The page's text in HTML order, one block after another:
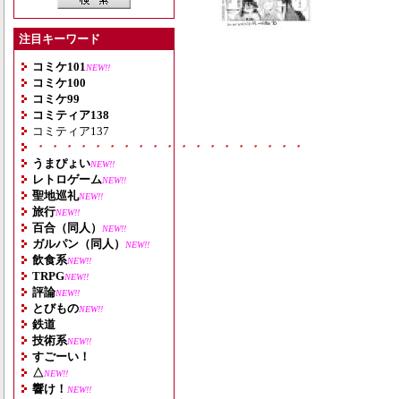
注目キーワード
コミケ101 NEW!!
コミケ100
コミケ99
コミティア138
コミティア137
・・・・・・・・・・・・・・・・・・・
うまぴょいNEW!!
レトロゲームNEW!!
聖地巡礼NEW!!
旅行NEW!!
百合（同人） NEW!!
ガルパン（同人） NEW!!
飲食系NEW!!
TRPGNEW!!
評論NEW!!
とびものNEW!!
鉄道
技術系NEW!!
すごーい！
△NEW!!
響け！ NEW!!